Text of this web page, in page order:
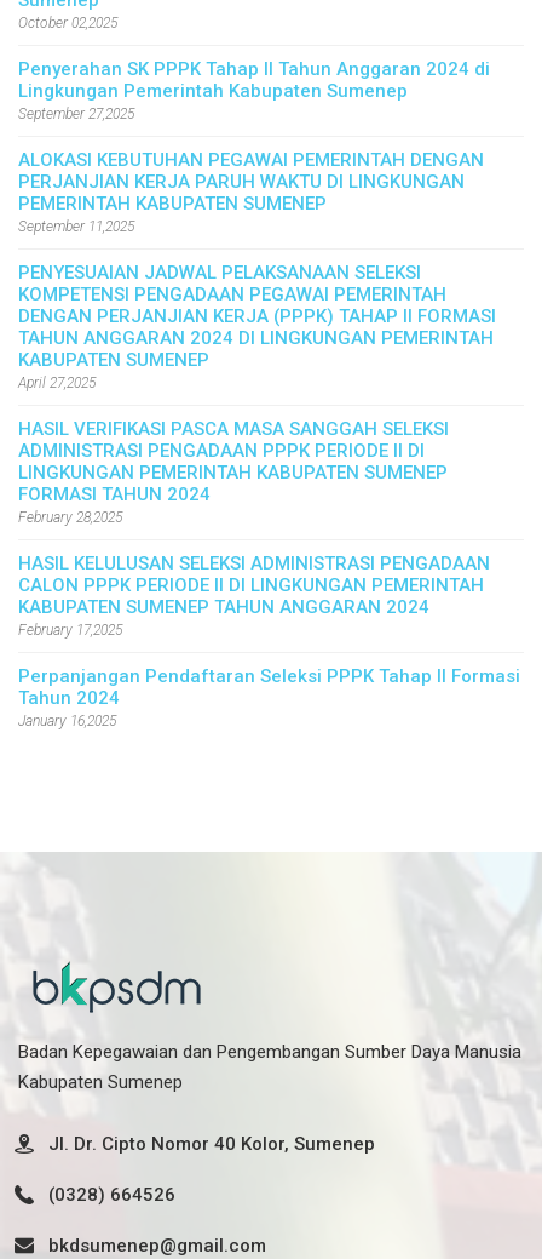
October 02,2025
Penyerahan SK PPPK Tahap II Tahun Anggaran 2024 di
Lingkungan Pemerintah Kabupaten Sumenep
September 27,2025
ALOKASI KEBUTUHAN PEGAWAI PEMERINTAH DENGAN
PERJANJIAN KERJA PARUH WAKTU DI LINGKUNGAN
PEMERINTAH KABUPATEN SUMENEP
September 11,2025
PENYESUAIAN JADWAL PELAKSANAAN SELEKSI
KOMPETENSI PENGADAAN PEGAWAI PEMERINTAH
DENGAN PERJANJIAN KERJA (PPPK) TAHAP II FORMASI
TAHUN ANGGARAN 2024 DI LINGKUNGAN PEMERINTAH
KABUPATEN SUMENEP
April 27,2025
HASIL VERIFIKASI PASCA MASA SANGGAH SELEKSI
ADMINISTRASI PENGADAAN PPPK PERIODE II DI
LINGKUNGAN PEMERINTAH KABUPATEN SUMENEP
FORMASI TAHUN 2024
February 28,2025
HASIL KELULUSAN SELEKSI ADMINISTRASI PENGADAAN
CALON PPPK PERIODE II DI LINGKUNGAN PEMERINTAH
KABUPATEN SUMENEP TAHUN ANGGARAN 2024
February 17,2025
Perpanjangan Pendaftaran Seleksi PPPK Tahap II Formasi
Tahun 2024
January 16,2025
Badan Kepegawaian dan Pengembangan Sumber Daya Manusia
Kabupaten Sumenep
Jl. Dr. Cipto Nomor 40 Kolor, Sumenep
(0328) 664526
bkdsumenep@gmail.com